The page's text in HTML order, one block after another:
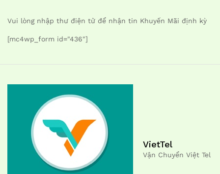
Vui lòng nhập thư điện tử để nhận tin Khuyến Mãi định kỳ
[mc4wp_form id="436"]
VietTel
Vận Chuyển Việt Tel